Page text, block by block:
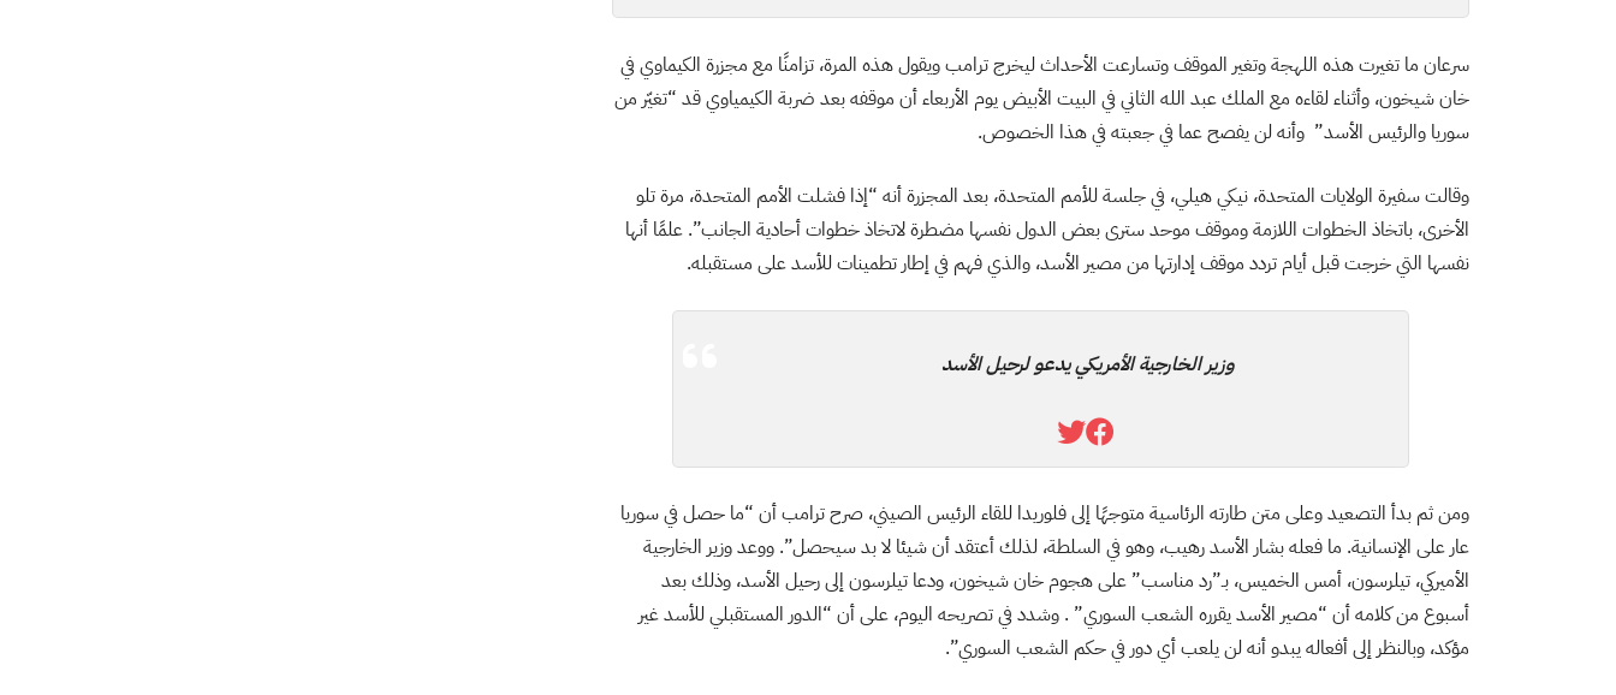
سرعان ما تغيرت هذه اللهجة وتغير الموقف وتسارعت الأحداث ليخرج ترامب ويقول هذه المرة، تزامنًا مع مجزرة الكيماوي في
خان شيخون، وأثناء لقاءه مع الملك عبد الله الثاني في البيت الأبيض يوم الأربعاء أن موقفه بعد ضربة الكيمياوي قد “تغيّر من
سوريا والرئيس الأسد” وأنه لن يفصح عما في جعبته في هذا الخصوص.
وقالت سفيرة الولايات المتحدة، نيكي هيلي، في جلسة للأمم المتحدة، بعد المجزرة أنه “إذا فشلت الأمم المتحدة، مرة تلو
الأخرى، باتخاذ الخطوات اللازمة وموقف موحد سترى بعض الدول نفسها مضطرة لاتخاذ خطوات أحادية الجانب”. علمًا أنها
نفسها التي خرجت قبل أيام تردد موقف إدارتها من مصير الأسد، والذي فهم في إطار تطمينات للأسد على مستقبله.
وزير الخارجية الأمريكي يدعو لرحيل الأسد
ومن ثم بدأ التصعيد وعلى متن طارته الرئاسية متوجهًا إلى فلوريدا للقاء الرئيس الصيني، صرح ترامب أن “ما حصل في سوريا
عار على الإنسانية. ما فعله بشار الأسد رهيب، وهو في السلطة، لذلك أعتقد أن شيئا لا بد سيحصل”. ووعد وزير الخارجية
الأميركي، تيلرسون، أمس الخميس، بـ”رد مناسب” على هجوم خان شيخون، ودعا تيلرسون إلى رحيل الأسد، وذلك بعد
أسبوع من كلامه أن “مصير الأسد يقرره الشعب السوري” . وشدد في تصريحه اليوم، على أن “الدور المستقبلي للأسد غير
مؤكد، وبالنظر إلى أفعاله يبدو أنه لن يلعب أي دور في حكم الشعب السوري”.